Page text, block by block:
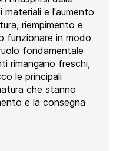
materiali e l'aumento
riempimento e
funzionare in modo
fondamentale
rimangano freschi,
le principali
che stanno
e la consegna